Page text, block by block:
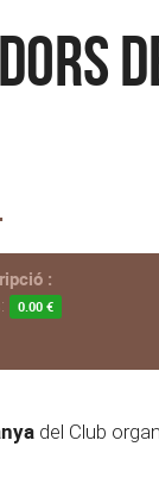
:
0.00 €
del Club